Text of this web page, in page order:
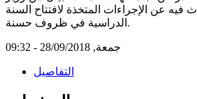
فيه عن الإجراءات المتخذة لافتتاح السنة
الدراسية في ظروف حسنة.
جمعة, 28/09/2018 - 09:32
التفاصيل